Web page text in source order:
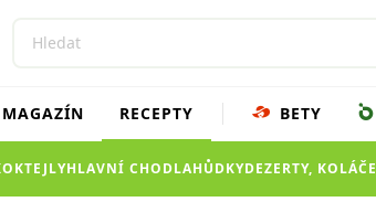
MAGAZÍN RECEPTY BETY
HLAVNÍ CHODLAHŮDKYDEZERTY, KOLÁČE